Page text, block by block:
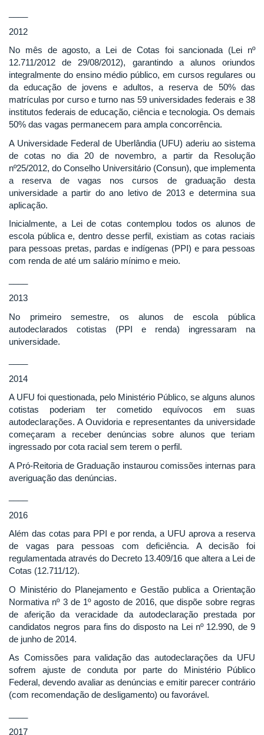
2012
No mês de agosto, a Lei de Cotas foi sancionada (Lei nº
12.711/2012 de 29/08/2012), garantindo a alunos oriundos
integralmente do ensino médio público, em cursos regulares ou
da educação de jovens e adultos, a reserva de 50% das
matrículas por curso e turno nas 59 universidades federais e 38
institutos federais de educação, ciência e tecnologia. Os demais
50% das vagas permanecem para ampla concorrência.
A Universidade Federal de Uberlândia (UFU) aderiu ao sistema
de cotas no dia 20 de novembro, a partir da Resolução
nº25/2012, do Conselho Universitário (Consun), que implementa
a reserva de vagas nos cursos de graduação desta
universidade a partir do ano letivo de 2013 e determina sua
aplicação.
Inicialmente, a Lei de cotas contemplou todos os alunos de
escola pública e, dentro desse perfil, existiam as cotas raciais
para pessoas pretas, pardas e indígenas (PPI) e para pessoas
com renda de até um salário mínimo e meio.
2013
No primeiro semestre, os alunos de escola pública
autodeclarados cotistas (PPI e renda) ingressaram na
universidade.
2014
A UFU foi questionada, pelo Ministério Público, se alguns alunos
cotistas poderiam ter cometido equívocos em suas
autodeclarações. A Ouvidoria e representantes da universidade
começaram a receber denúncias sobre alunos que teriam
ingressado por cota racial sem terem o perfil.
A Pró-Reitoria de Graduação instaurou comissões internas para
averiguação das denúncias.
2016
Além das cotas para PPI e por renda, a UFU aprova a reserva
de vagas para pessoas com deficiência. A decisão foi
regulamentada através do Decreto 13.409/16 que altera a Lei de
Cotas (12.711/12).
O Ministério do Planejamento e Gestão publica a Orientação
Normativa nº 3 de 1º agosto de 2016, que dispõe sobre regras
de aferição da veracidade da autodeclaração prestada por
candidatos negros para fins do disposto na Lei nº 12.990, de 9
de junho de 2014.
As Comissões para validação das autodeclarações da UFU
sofrem ajuste de conduta por parte do Ministério Público
Federal, devendo avaliar as denúncias e emitir parecer contrário
(com recomendação de desligamento) ou favorável.
2017